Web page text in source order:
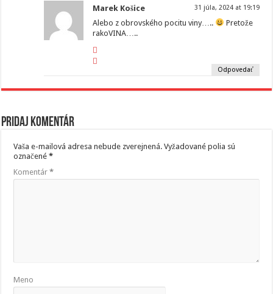
Marek Košice 31 júla, 2024 at 19:19
Alebo z obrovského pocitu viny…..
Pretože
rakoVINA…..
Odpovedať
Pridaj komentár
Vaša e-mailová adresa nebude zverejnená. Vyžadované polia sú
označené*
Komentár*
Meno